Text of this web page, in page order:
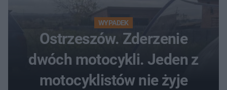
WYPADEK
Ostrzeszów. Zderzenie
dwóch motocykli. Jeden z
motocyklistów nie żyje